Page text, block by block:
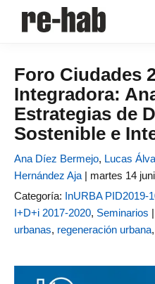
lateral
principal
│
Crisis
urbana,
rehabilitación
y
regeneración
difusión
y
discusión
sobre
la
adaptación
de
nuestras
ciudades
a
retos
Foro Ciudades
Integradora:
Estrategias de
Sostenible e
Ana Díez Bermejo, Lucas
Hernández Aja | martes 14
Categoría: InURBA PID2019-
I+D+i 2017-2020, Seminarios |
urbanas, regeneración urbana,